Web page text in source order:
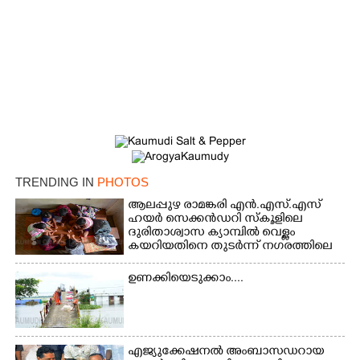
TRENDING IN PHOTOS
ആലപ്പുഴ രാമങ്കരി എൻ.എസ്.എസ്
ഹയർ സെക്കൻഡറി സ്കൂളിലെ
ദുരിതാശ്വാസ ക്യാമ്പിൽ വെള്ളം
കയറിയതിനെ തുടർന്ന് നഗരത്തിലെ
തിരുവമ്പാടി ഹയർ സെക്കൻഡറി
സ്കൂളിലെ ക്യാമ്പിലെത്തിയ കുട്ടികൾ
കളികളിലേർപ്പെട്ടപ്പോൾ
ഉണക്കിയെടുക്കാം....
എജ്യുക്കേഷനൽ അംബാസഡറായ